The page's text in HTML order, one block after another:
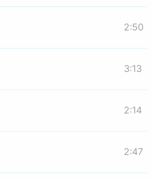
2:50
3:13
2:14
2:47